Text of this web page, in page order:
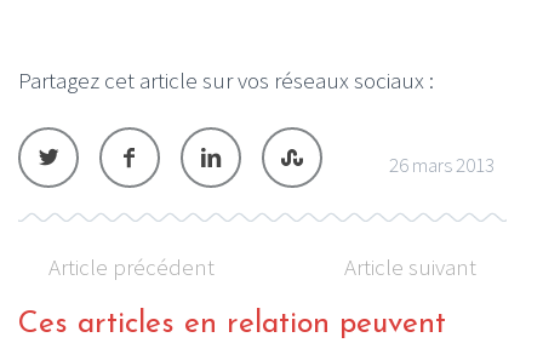
Partagez cet article sur vos réseaux sociaux :
26 mars 2013
Article précédent Article suivant
Ces articles en relation peuvent